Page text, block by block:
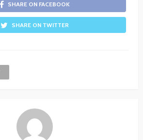
SHARE ON FACEBOOK
SHARE ON TWITTER